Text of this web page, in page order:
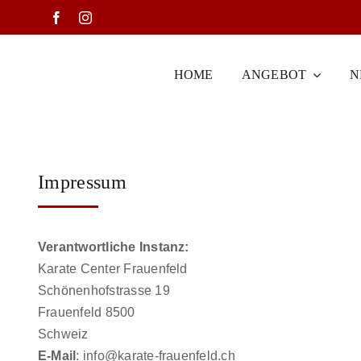
Inhalt
HOME
ANGEBOT
Impressum
Verantwortliche Instanz:
Karate Center Frauenfeld
Schönenhofstrasse 19
Frauenfeld 8500
Schweiz
E-Mail : info@karate-frauenfeld.ch